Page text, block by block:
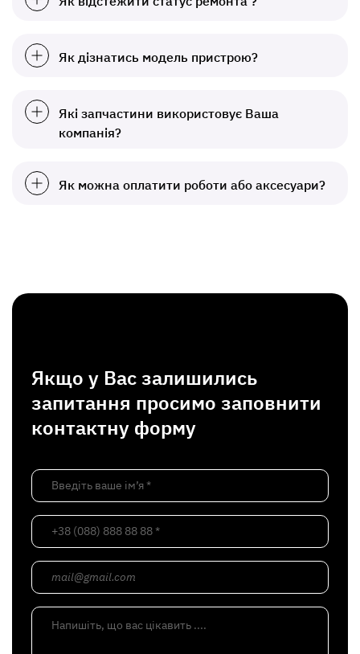
Як дізнатись модель пристрою?
Які запчастини використовує Ваша
компанія?
Як можна оплатити роботи або аксесуари?
Якщо у Вас залишились
запитання просимо заповнити
контактну форму
Введіть ваше ім’я *
+38 (088) 888 88 88 *
mail@gmail.com
Напишіть, що вас цікавить ....